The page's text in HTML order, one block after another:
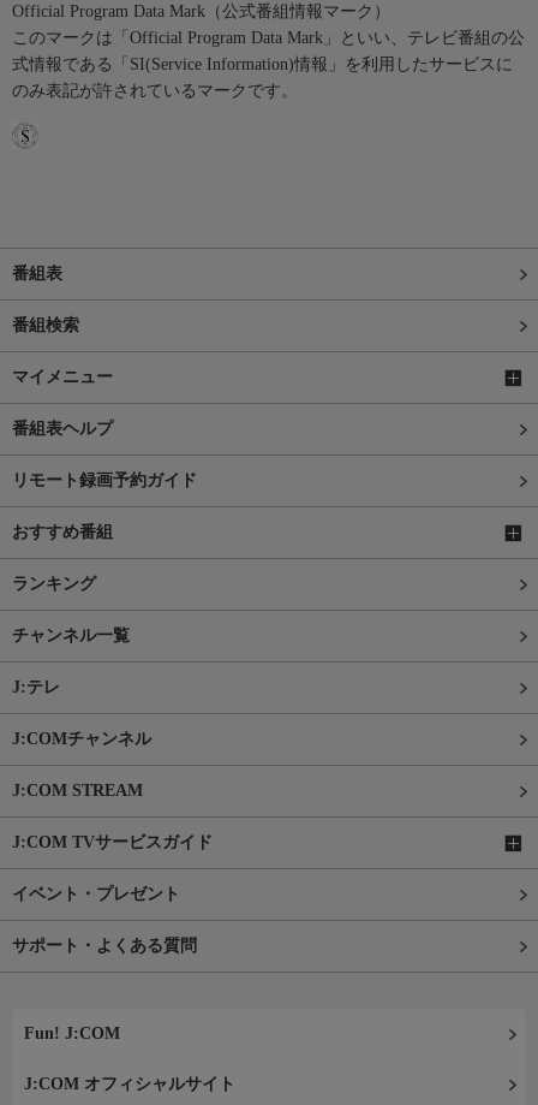
Official Program Data Mark（公式番組情報マーク）
このマークは「Official Program Data Mark」といい、テレビ番組の公
式情報である「SI(Service Information)情報」を利用したサービスに
のみ表記が許されているマークです。
番組表
番組検索
マイメニュー
番組表ヘルプ
リモート録画予約ガイド
おすすめ番組
ランキング
チャンネル一覧
J:テレ
J:COMチャンネル
J:COM STREAM
J:COM TVサービスガイド
イベント・プレゼント
サポート・よくある質問
Fun! J:COM
J:COM オフィシャルサイト